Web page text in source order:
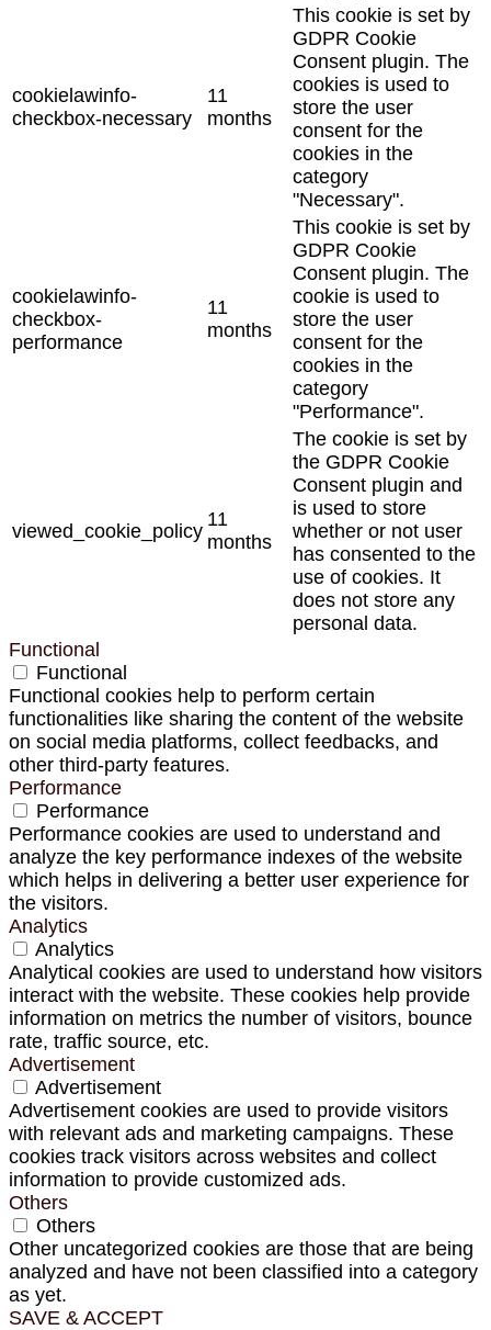
cookielawinfo-
checkbox-necessary
11
months
This cookie is set by
GDPR Cookie
Consent plugin. The
cookies is used to
store the user
consent for the
cookies in the
category
"Necessary".
cookielawinfo-
checkbox-
performance
11
months
This cookie is set by
GDPR Cookie
Consent plugin. The
cookie is used to
store the user
consent for the
cookies in the
category
"Performance".
viewed_cookie_policy
11
months
The cookie is set by
the GDPR Cookie
Consent plugin and
is used to store
whether or not user
has consented to the
use of cookies. It
does not store any
personal data.
Functional
Functional
Functional cookies help to perform certain
functionalities like sharing the content of the website
on social media platforms, collect feedbacks, and
other third-party features.
Performance
Performance
Performance cookies are used to understand and
analyze the key performance indexes of the website
which helps in delivering a better user experience for
the visitors.
Analytics
Analytics
Analytical cookies are used to understand how visitors
interact with the website. These cookies help provide
information on metrics the number of visitors, bounce
rate, traffic source, etc.
Advertisement
Advertisement
Advertisement cookies are used to provide visitors
with relevant ads and marketing campaigns. These
cookies track visitors across websites and collect
information to provide customized ads.
Others
Others
Other uncategorized cookies are those that are being
analyzed and have not been classified into a category
as yet.
SAVE & ACCEPT